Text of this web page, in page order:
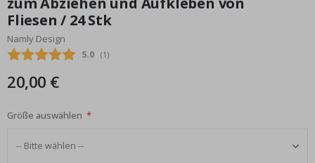
Bildgalerie
springen
Fliesen / 24 Stk
Namly Design
Durchschnittliche Bewertung:
5.0 (abgegebene bewertungen:
1 )
20,00 €
Größe auswählen